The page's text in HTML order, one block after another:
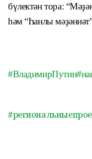
бүлектән тора:
һәм “Һанлы
#ВладимирПутин